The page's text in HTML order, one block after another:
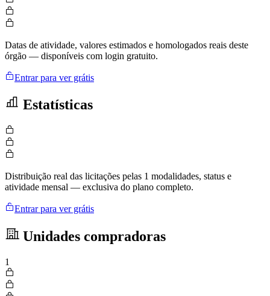
Datas de atividade, valores estimados e homologados reais deste
órgão — disponíveis com login gratuito.
Entrar para ver grátis
Estatísticas
Distribuição real das licitações pelas 1 modalidades, status e
atividade mensal — exclusiva do plano completo.
Entrar para ver grátis
Unidades compradoras
1